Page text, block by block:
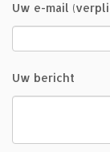
Uw e-mail
Uw bericht